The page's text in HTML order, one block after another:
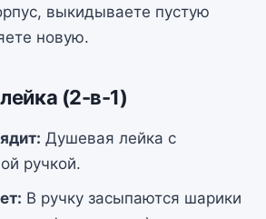
выкидываете пустую
новую.
(2-в-1)
Душевая лейка с
ручкой.
В ручку засыпаются шарики